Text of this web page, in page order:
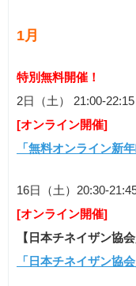
1月
特別無料開催！
2日（土） 21:00-22:15
[オンライン開催]
「無料オンライン新年
16日（土）20:30-
[オンライン開催]
【日本チネイザン協会
「日本チネイザン協